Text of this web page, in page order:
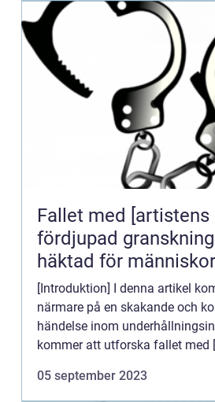
Fallet med [artistens
fördjupad
häktad för
[Introduktion] I denna artikel
närmare på en skakande och
händelse inom
kommer att utforska fallet med
Genom att granska h...
05 september 2023